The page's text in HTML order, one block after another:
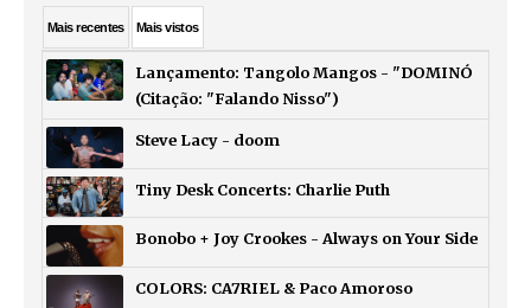
Maisrecentes Maisvistos
Lançamento: Tangolo Mangos - "DOMINÓ
(Citação: "Falando Nisso")
Steve Lacy - doom
Tiny Desk Concerts: Charlie Puth
Bonobo + Joy Crookes - Always on Your Side
COLORS: CA7RIEL & Paco Amoroso